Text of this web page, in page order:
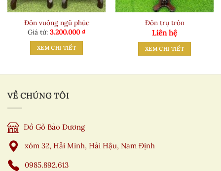
Đôn vuông ngũ phúc
Giá từ: 3.200.000₫
XEM CHI TIẾT
Đôn trụ tròn
Liên hệ
XEM CHI TIẾT
VỀ CHÚNG TÔI
Đồ Gỗ Bảo Dương
xóm 32, Hải Minh, Hải Hậu, Nam Định
0985.892.613